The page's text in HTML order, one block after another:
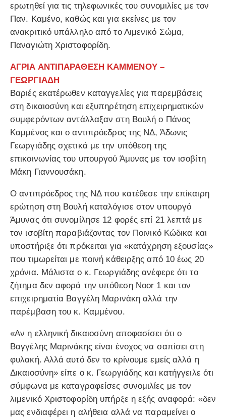
ερωτηθεί για τις τηλεφωνικές του συνομιλίες με τον
Παν. Καμένο, καθώς και για εκείνες με τον
ανακριτικό υπάλληλο από το Λιμενικό Σώμα,
Παναγιώτη Χριστοφορίδη.
ΑΓΡΙΑ ΑΝΤΙΠΑΡΑΘΕΣΗ ΚΑΜΜΕΝΟΥ –
ΓΕΩΡΓΙΑΔΗ
Βαριές εκατέρωθεν καταγγελίες για παρεμβάσεις
στη δικαιοσύνη και εξυπηρέτηση επιχειρηματικών
συμφερόντων αντάλλαξαν στη Βουλή ο Πάνος
Καμμένος και ο αντιπρόεδρος της ΝΔ, Άδωνις
Γεωργιάδης σχετικά με την υπόθεση της
επικοινωνίας του υπουργού Άμυνας με τον ισοβίτη
Μάκη Γιαννουσάκη.
Ο αντιπρόεδρος της ΝΔ που κατέθεσε την επίκαιρη
ερώτηση στη Βουλή καταλόγισε στον υπουργό
Άμυνας ότι συνομίλησε 12 φορές επί 21 λεπτά με
τον ισοβίτη παραβιάζοντας τον Ποινικό Κώδικα και
υποστήριξε ότι πρόκειται για «κατάχρηση εξουσίας»
που τιμωρείται με ποινή κάθειρξης από 10 έως 20
χρόνια. Μάλιστα ο κ. Γεωργιάδης ανέφερε ότι το
ζήτημα δεν αφορά την υπόθεση Noor 1 και τον
επιχειρηματία Βαγγέλη Μαρινάκη αλλά την
παρέμβαση του κ. Καμμένου.
«Αν η ελληνική δικαιοσύνη αποφασίσει ότι ο
Βαγγέλης Μαρινάκης είναι ένοχος να σαπίσει στη
φυλακή. Αλλά αυτό δεν το κρίνουμε εμείς αλλά η
Δικαιοσύνη» είπε ο κ. Γεωργιάδης και κατήγγειλε ότι
σύμφωνα με καταγραφείσες συνομιλίες με τον
λιμενικό Χριστοφορίδη υπήρξε η εξής αναφορά: «δεν
μας ενδιαφέρει η αλήθεια αλλά να παραμείνει ο